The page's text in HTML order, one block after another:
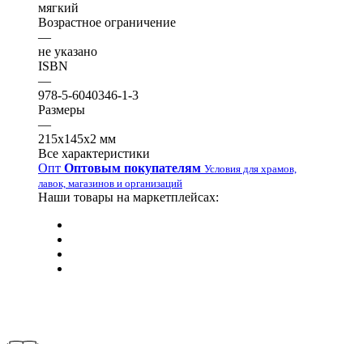
мягкий
Возрастное ограничение
—
не указано
ISBN
—
978-5-6040346-1-3
Размеры
—
215х145х2 мм
Все характеристики
Опт Оптовым покупателям Условия для храмов,
лавок, магазинов и организаций
Наши товары на маркетплейсах: